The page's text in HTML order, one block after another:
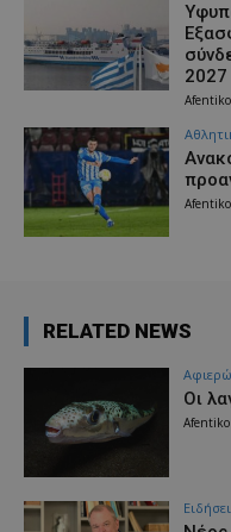
2027
Afentiko
Afentiko
RELATED NEWS
Οι
Afentiko